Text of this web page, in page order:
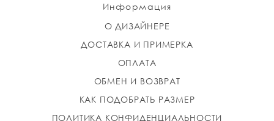
Информация
О ДИЗАЙНЕРЕ
ДОСТАВКА И ПРИМЕРКА
ОПЛАТА
ОБМЕН И ВОЗВРАТ
КАК ПОДОБРАТЬ РАЗМЕР
ПОЛИТИКА КОНФИДЕНЦИАЛЬНОСТИ